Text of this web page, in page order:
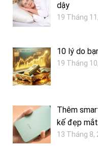
dậy
19 Tháng
10 lý do
19 Tháng
Thêm
kế đẹp mắt
13 Tháng 8,